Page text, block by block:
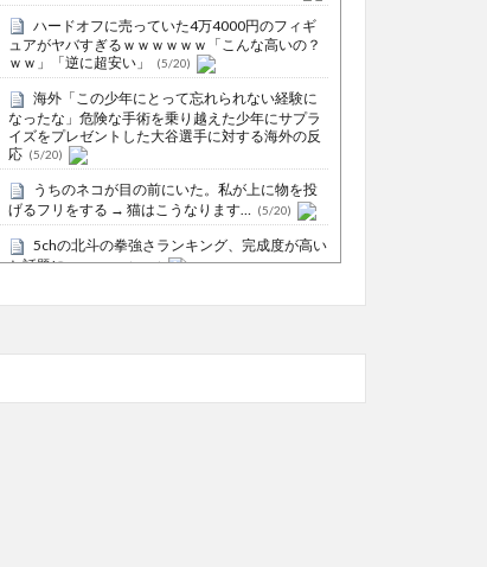
ハードオフに売っていた4万4000円のフィギ
ュアがヤバすぎるｗｗｗｗｗｗ「こんな高いの？
ｗｗ」「逆に超安い」
(5/20)
海外「この少年にとって忘れられない経験に
なったな」危険な手術を乗り越えた少年にサプラ
イズをプレゼントした大谷選手に対する海外の反
応 (5/20)
うちのネコが目の前にいた。私が上に物を投
げるフリをする → 猫はこうなります… (5/20)
5chの北斗の拳強さランキング、完成度が高い
と話題にｗｗｗｗ (5/20)
お知らせ